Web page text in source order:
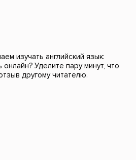
изучать английский язык:
онлайн? Уделите пару минут, что
другому читателю.